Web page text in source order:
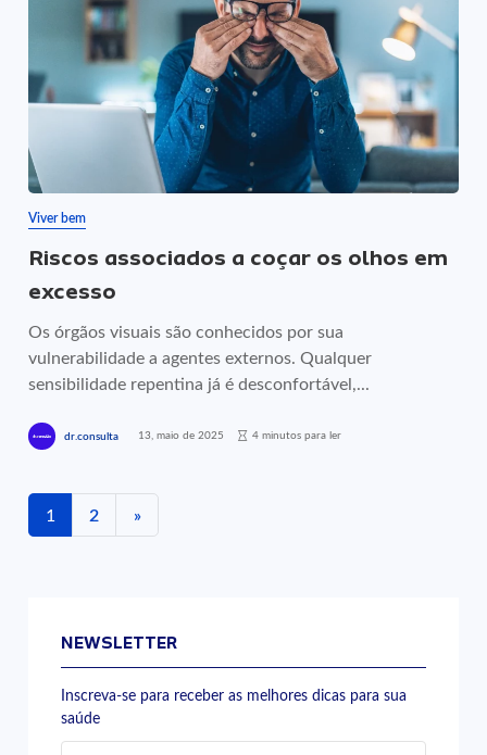
Viver bem
Riscos associados a coçar os olhos em
excesso
Os órgãos visuais são conhecidos por sua
vulnerabilidade a agentes externos. Qualquer
sensibilidade repentina já é desconfortável,...
dr.consulta 13, maio de 2025 4 minutos para ler
1 2 »
NEWSLETTER
Inscreva-se para receber as melhores dicas para sua
saúde